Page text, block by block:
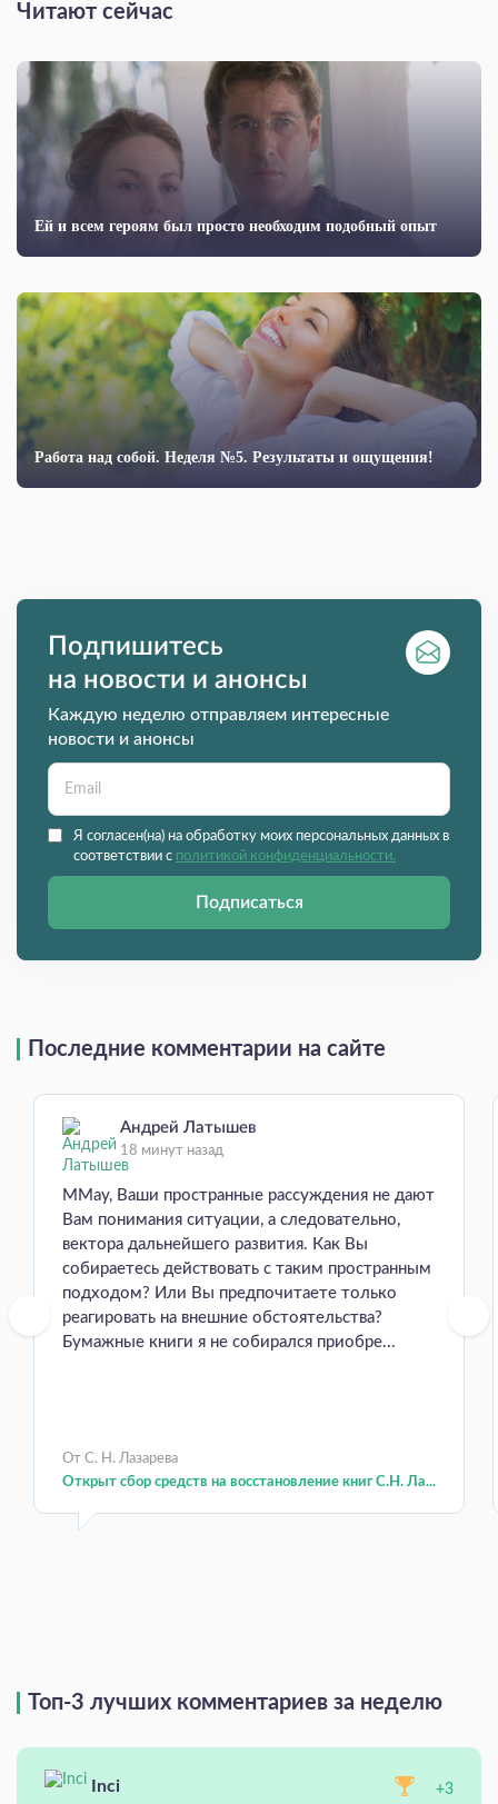
Читают сейчас
Ей и всем героям был просто необходим подобный опыт
Работа над собой. Неделя №5. Результаты и ощущения!
Подпишитесь
на новости и анонсы
Каждую неделю отправляем интересные
новости и анонсы
Я согласен(на) на обработку моих персональных данных в
соответствии с политикой конфиденциальности.
Подписаться
Последние комментарии на сайте
Андрей Латышев
18 минут назад
MMay, Ваши пространные рассуждения не дают
Вам понимания ситуации, а следовательно,
вектора дальнейшего развития. Как Вы
собираетесь действовать с таким пространным
подходом? Или Вы предпочитаете только
реагировать на внешние обстоятельства?
Бумажные книги я не собирался приобре...
От С. Н. Лазарева
Открыт сбор средств на восстановление книг С.Н. Ла...
Топ-3 лучших комментариев за неделю
Inci +3